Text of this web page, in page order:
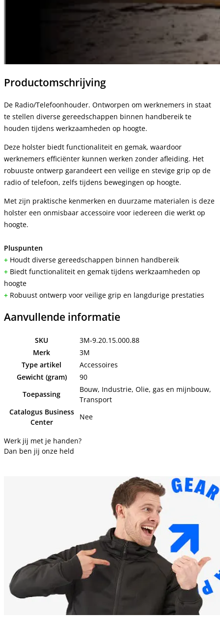
Productomschrijving
De Radio/Telefoonhouder. Ontworpen om werknemers in staat
te stellen diverse gereedschappen binnen handbereik te
houden tijdens werkzaamheden op hoogte.
Deze holster biedt functionaliteit en gemak, waardoor
werknemers efficiënter kunnen werken zonder afleiding. Het
robuuste ontwerp garandeert een veilige en stevige grip op de
radio of telefoon, zelfs tijdens bewegingen op hoogte.
Met zijn praktische kenmerken en duurzame materialen is deze
holster een onmisbaar accessoire voor iedereen die werkt op
hoogte.
Pluspunten
+ Houdt diverse gereedschappen binnen handbereik
+ Biedt functionaliteit en gemak tijdens werkzaamheden op
hoogte
+ Robuust ontwerp voor veilige grip en langdurige prestaties
Aanvullende informatie
SKU
3M-9.20.15.000.88
Merk
3M
Type artikel
Accessoires
Gewicht (gram)
90
Toepassing
Bouw, Industrie, Olie, gas en mijnbouw,
Transport
Catalogus Business
Center
Nee
Werk jij met je handen?
Dan ben jij onze held